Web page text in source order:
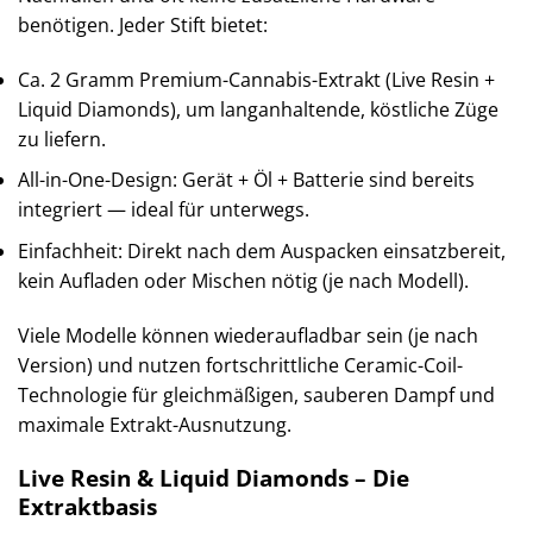
benötigen. Jeder Stift bietet:
Ca. 2 Gramm Premium-Cannabis-Extrakt (Live Resin +
Liquid Diamonds), um langanhaltende, köstliche Züge
zu liefern.
All-in-One-Design: Gerät + Öl + Batterie sind bereits
integriert — ideal für unterwegs.
Einfachheit: Direkt nach dem Auspacken einsatzbereit,
kein Aufladen oder Mischen nötig (je nach Modell).
Viele Modelle können wiederaufladbar sein (je nach
Version) und nutzen fortschrittliche Ceramic-Coil-
Technologie für gleichmäßigen, sauberen Dampf und
maximale Extrakt-Ausnutzung.
Live Resin & Liquid Diamonds – Die
Extraktbasis